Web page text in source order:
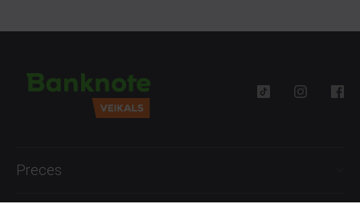
Preces